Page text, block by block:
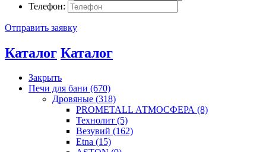
Телефон:
Отправить заявку
Каталог Каталог
Закрыть
Печи для бани (670)
Дровяные (318)
PROMETALL АТМОСФЕРА (8)
Технолит (5)
Везувий (162)
Etna (15)